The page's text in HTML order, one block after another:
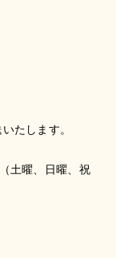
たします。
土曜、日曜、祝